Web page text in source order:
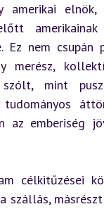
amerikai
Ez nem csupán
merész,
mint
az emberiség
célkitűzései
szállás,